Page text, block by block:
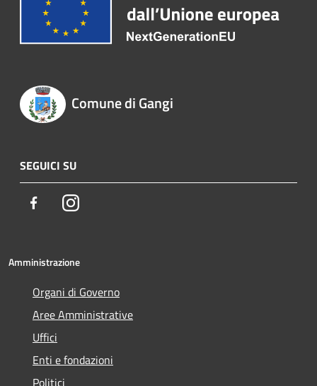
Comune di Gangi
SEGUICI SU
FacebookInstagram
Amministrazione
Organi di Governo
Aree Amministrative
Uffici
Enti e fondazioni
Politici